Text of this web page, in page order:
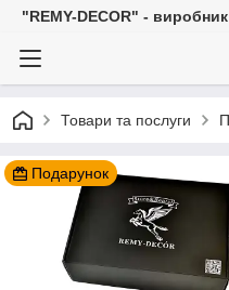
"REMY-DECOR" -
Товари та послуги
Подарунок